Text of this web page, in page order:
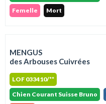
Femelle
Mort
MENGUS
des Arbouses Cuivrées
LOF 033410/**
Chien Courant Suisse Bruno